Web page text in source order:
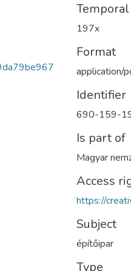
197x
Format
application/
Identifier
690-159-
Is part of
Magyar
Access
https://
Subject
építőipar
Type